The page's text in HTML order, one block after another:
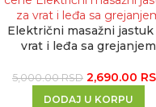
Električni masažni jastuk
vrat i leđa sa grejanjem
5,000.00RSD 2,690.00
DODAJ U KORPU